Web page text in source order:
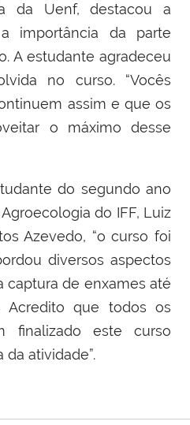
da Uenf, destacou a
importância da parte
A estudante agradeceu
no curso. “Vocês
assim e que os
o máximo desse
do segundo ano
do IFF, Luiz
Azevedo, “o curso foi
diversos aspectos
captura de enxames até
que todos os
finalizado este curso
atividade”.